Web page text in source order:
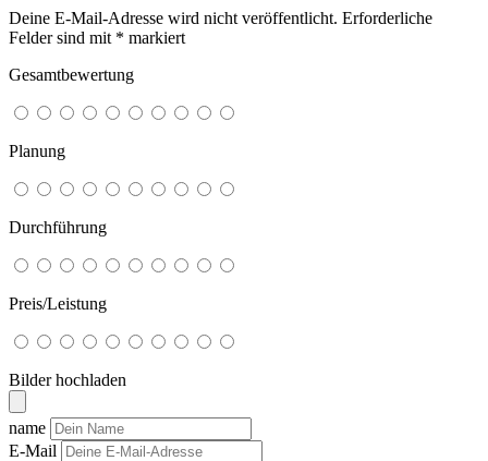
Deine E-Mail-Adresse wird nicht veröffentlicht. Erforderliche
Felder sind mit * markiert
Gesamtbewertung
Planung
Durchführung
Preis/Leistung
Bilder hochladen
name
E-Mail